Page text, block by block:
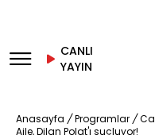
CANLI
YAYIN
Anasayfa / Programlar /
Aile, Dilan Polat'ı suçluyor!